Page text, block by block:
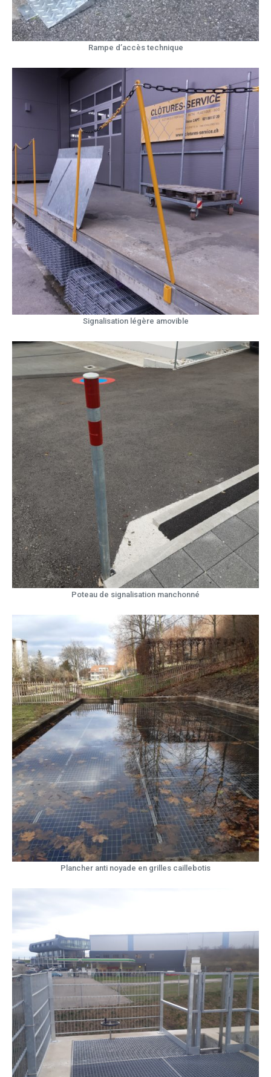
Rampe d’accès technique
Signalisation légère amovible
Poteau de signalisation manchonné
Plancher anti noyade en grilles caillebotis